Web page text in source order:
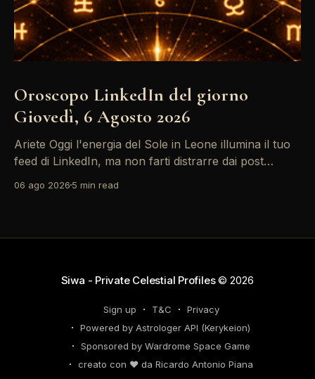
Oroscopo LinkedIn del giorno
Giovedì, 6 Agosto 2026
Ariete Oggi l'energia del Sole in Leone illumina il tuo
feed di LinkedIn, ma non farti distrarre dai post
tuoi desideri professionali! Giove ti spinge verso il
06 ago 2026 5 min read
Siwa - Private Celestial Profiles© 2026
Sign up T&C
Privacy
Powered by Astrologer API (Kerykeion)
Sponsored by Wardrome Space Game
creato con ❤️ da Ricardo Antonio Piana